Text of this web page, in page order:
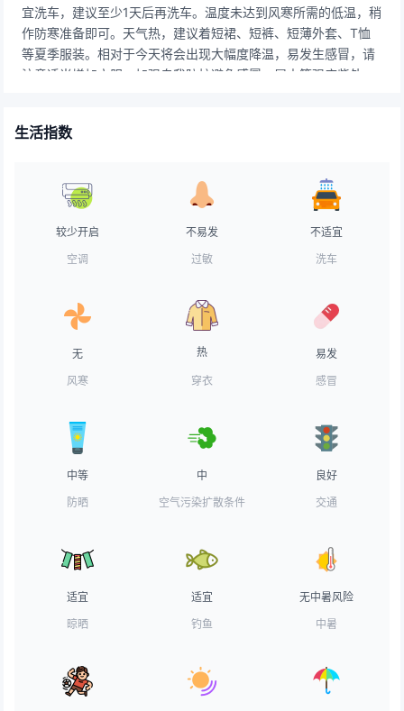
宜洗车，建议至少1天后再洗车。温度未达到风寒所需的低温，稍
作防寒准备即可。天气热，建议着短裙、短裤、短薄外套、T恤
等夏季服装。相对于今天将会出现大幅度降温，易发生感冒，请
注意适当增加衣服，加强自我防护避免感冒。属中等强度紫外辐
较好，路面干燥，交通气象条件良好，车辆可以正常行驶。天气
的味道吧！天气条件适宜垂钓，愿您度过愉快的垂钓时光。天气
不热，在炎炎夏日中十分难得，可以告别暑气漫漫啦~天气较
生活指数
较少开启
空调
不易发
过敏
不适宜
洗车
无
风寒
热
穿衣
易发
感冒
中等
防晒
中
空气污染扩散条件
良好
交通
适宜
晾晒
适宜
钓鱼
无中暑风险
中暑